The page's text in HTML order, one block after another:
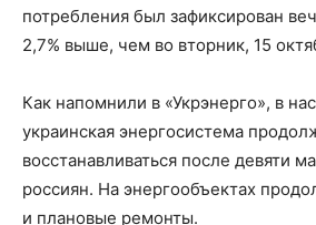
потребления был зафиксирован
2,7% выше, чем во вторник, 15
Как напомнили в «Укрэнерго», в
украинская энергосистема
восстанавливаться после девяти
россиян. На энергообъектах
и плановые ремонты.